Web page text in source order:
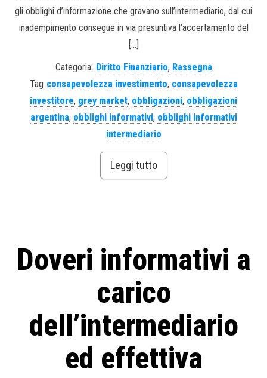
gli obblighi d’informazione che gravano sull’intermediario, dal cui
inadempimento consegue in via presuntiva l’accertamento del
[…]
Categoria: Diritto Finanziario, Rassegna
Tag consapevolezza investimento, consapevolezza
investitore, grey market, obbligazioni, obbligazioni
argentina, obblighi informativi, obblighi informativi
intermediario
Leggi tutto
Doveri informativi a
carico
dell’intermediario
ed effettiva